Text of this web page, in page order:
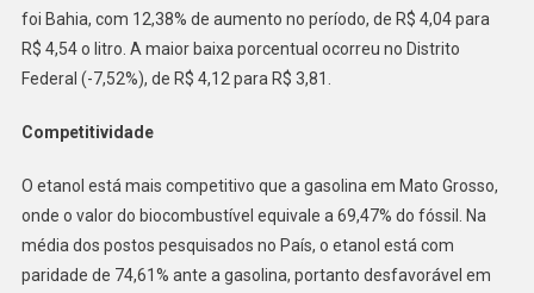
foi Bahia, com 12,38% de aumento no período, de R$ 4,04 para
R$ 4,54 o litro. A maior baixa porcentual ocorreu no Distrito
Federal (-7,52%), de R$ 4,12 para R$ 3,81.
Competitividade
O etanol está mais competitivo que a gasolina em Mato Grosso,
onde o valor do biocombustível equivale a 69,47% do fóssil. Na
média dos postos pesquisados no País, o etanol está com
paridade de 74,61% ante a gasolina, portanto desfavorável em